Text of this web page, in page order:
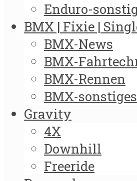
Enduro-
BMX | Fixie |
BMX-News
BMX-
BMX-Rennen
BMX-sonstiges
Gravity
4X
Downhill
Freeride